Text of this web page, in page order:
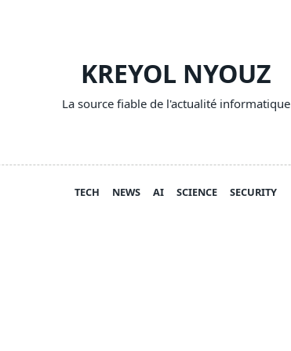
KREYOL NYOUZ
La source fiable de l'actualité informatique
TECH NEWS AI SCIENCE SECURITY